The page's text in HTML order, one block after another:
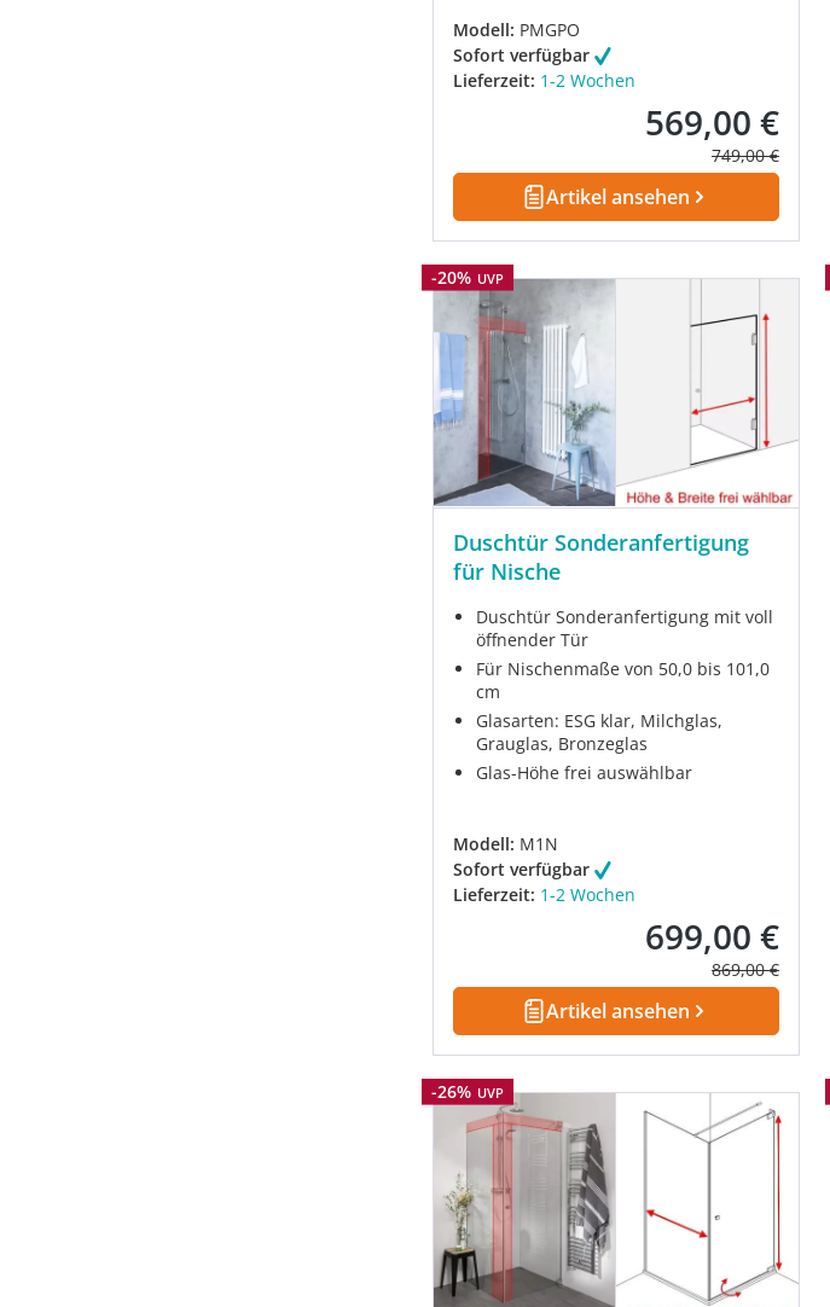
Modell: PMGPO
Sofort verfügbar
Lieferzeit: 1-2 Wochen
Verkaufspreis:
569,00 €
Regulärer Preis:
749,00 €
Artikel ansehen
Rabatt
-20% UVP
Duschtür Sonderanfertigung
für Nische
Duschtür Sonderanfertigung mit voll
öffnender Tür
Für Nischenmaße von 50,0 bis 101,0
cm
Glasarten: ESG klar, Milchglas,
Grauglas, Bronzeglas
Glas-Höhe frei auswählbar
Modell: M1N
Sofort verfügbar
Lieferzeit: 1-2 Wochen
Verkaufspreis:
699,00 €
Regulärer Preis:
869,00 €
Artikel ansehen
Rabatt
-26% UVP